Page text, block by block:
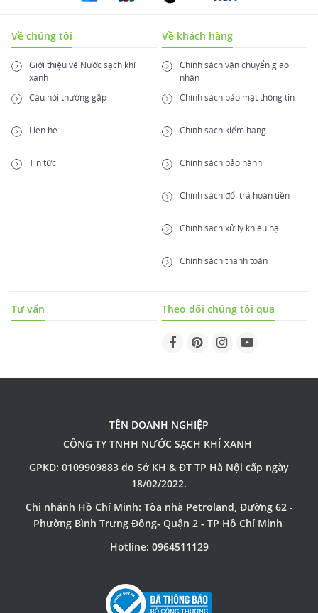
Về chúng tôi
Giới thiệu về Nước sạch khí
xanh
Câu hỏi thường gặp
Liên hệ
Tin tức
Về khách hàng
Chính sách vận chuyển giao
nhận
Chính sách bảo mật thông tin
Chính sách kiểm hàng
Chính sách bảo hành
Chính sách đổi trả hoàn tiền
Chính sách xử lý khiếu nại
Chính sách thanh toán
Tư vấn Theo dõi chúng tôi qua
TÊN DOANH NGHIỆP
CÔNG TY TNHH NƯỚC SẠCH KHÍ XANH
GPKD: 0109909883 do Sở KH & ĐT TP Hà Nội cấp ngày
18/02/2022.
Chi nhánh Hồ Chí Minh: Tòa nhà Petroland, Đường 62 -
Phường Bình Trưng Đông- Quận 2 - TP Hồ Chí Minh
Hotline: 0964511129